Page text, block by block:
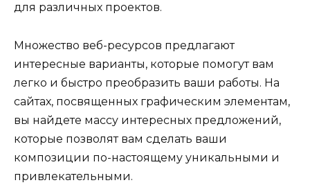
для различных проектов.
Множество веб-ресурсов предлагают
интересные варианты, которые помогут вам
легко и быстро преобразить ваши работы. На
сайтах, посвященных графическим элементам,
вы найдете массу интересных предложений,
которые позволят вам сделать ваши
композиции по-настоящему уникальными и
привлекательными.